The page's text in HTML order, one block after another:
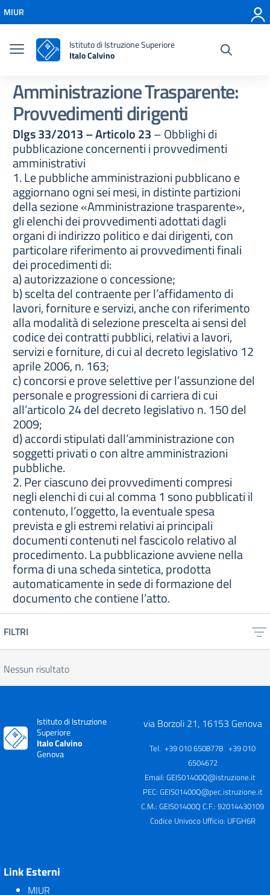
Vai al menu di navigazione
Vai al footer
MIUR
Istituto di Istruzione Superiore
Italo Calvino
Amministrazione Trasparente:
Provvedimenti dirigenti
Dlgs 33/2013 – Articolo 23– Obblighi di
pubblicazione concernenti i provvedimenti
amministrativi
1. Le pubbliche amministrazioni pubblicano e
aggiornano ogni sei mesi, in distinte partizioni
della sezione «Amministrazione trasparente»,
gli elenchi dei provvedimenti adottati dagli
organi di indirizzo politico e dai dirigenti, con
particolare riferimento ai provvedimenti finali
dei procedimenti di:
a) autorizzazione o concessione;
b) scelta del contraente per l’affidamento di
lavori, forniture e servizi, anche con riferimento
alla modalità di selezione prescelta ai sensi del
codice dei contratti pubblici, relativi a lavori,
servizi e forniture, di cui al decreto legislativo 12
aprile 2006, n. 163;
c) concorsi e prove selettive per l’assunzione del
personale e progressioni di carriera di cui
all’articolo 24 del decreto legislativo n. 150 del
2009;
d) accordi stipulati dall’amministrazione con
soggetti privati o con altre amministrazioni
pubbliche.
2. Per ciascuno dei provvedimenti compresi
negli elenchi di cui al comma 1 sono pubblicati il
contenuto, l’oggetto, la eventuale spesa
prevista e gli estremi relativi ai principali
documenti contenuti nel fascicolo relativo al
procedimento. La pubblicazione avviene nella
forma di una scheda sintetica, prodotta
automaticamente in sede di formazione del
documento che contiene l’atto.
FILTRI
Nessun risultato
Istituto di Istruzione
Superiore
Italo Calvino
Genova
via Borzoli 21, 16153 Genova
Tel. +39 010 6508778 +39 010
6504672
Email: GEIS01400Q@istruzione.it
PEC: GEIS01400Q@pec.istruzione.it
C.M.: GEIS01400Q C.F.: 92014430109
Codice Univoco Ufficio: UFGH6R
Link Esterni
MIUR